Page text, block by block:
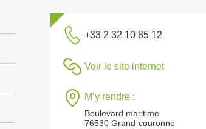
+33 2 32 10 85 12
Voir le site internet
M’y rendre :
Boulevard maritime
76530 Grand-couronne